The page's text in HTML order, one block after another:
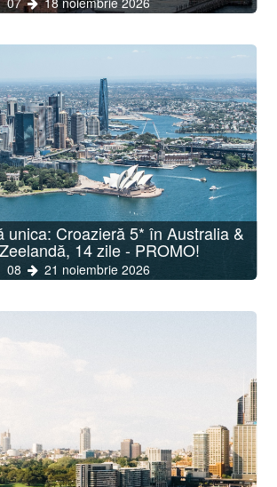
unica: Croazieră 5* în Australia &
14 zile - PROMO!
08 21 noiembrie 2026